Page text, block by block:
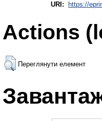
URI: https://
Actions
Переглянути елемент